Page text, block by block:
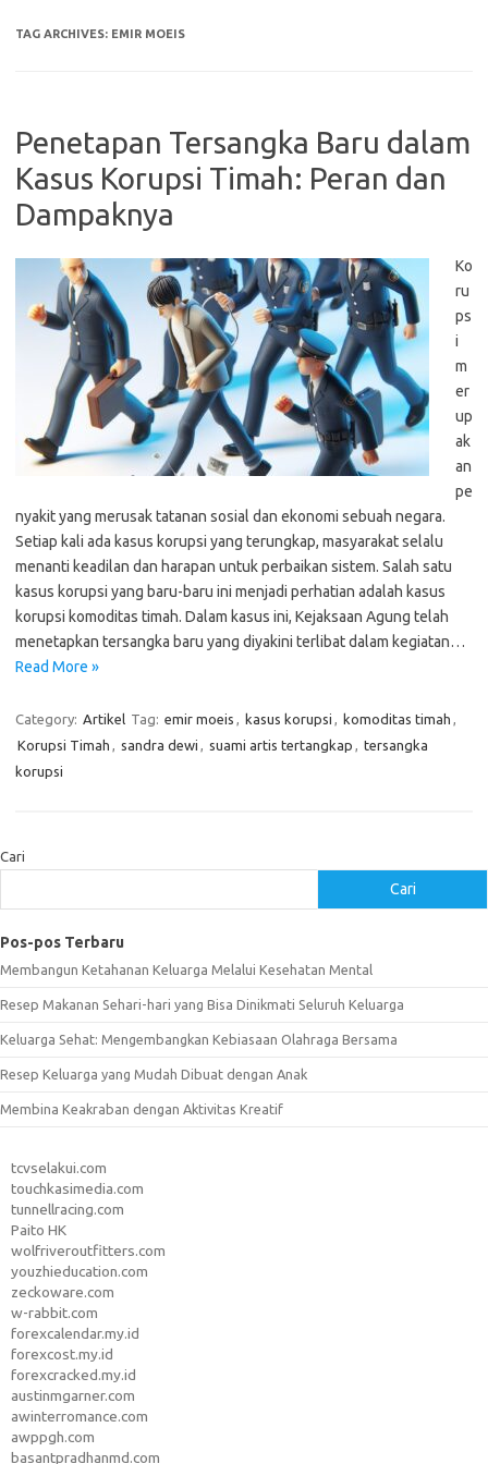
TAG ARCHIVES: EMIR MOEIS
Penetapan Tersangka Baru dalam
Kasus Korupsi Timah: Peran dan
Dampaknya
Ko
ru
ps
i
m
er
up
ak
an
pe
nyakit yang merusak tatanan sosial dan ekonomi sebuah negara.
Setiap kali ada kasus korupsi yang terungkap, masyarakat selalu
menanti keadilan dan harapan untuk perbaikan sistem. Salah satu
kasus korupsi yang baru-baru ini menjadi perhatian adalah kasus
korupsi komoditas timah. Dalam kasus ini, Kejaksaan Agung telah
menetapkan tersangka baru yang diyakini terlibat dalam kegiatan…
Read More »
Category: Artikel Tag: emir moeis , kasus korupsi , komoditas timah ,
Korupsi Timah , sandra dewi , suami artis tertangkap , tersangka
korupsi
Cari
Cari
Pos-pos Terbaru
Membangun Ketahanan Keluarga Melalui Kesehatan Mental
Resep Makanan Sehari-hari yang Bisa Dinikmati Seluruh Keluarga
Keluarga Sehat: Mengembangkan Kebiasaan Olahraga Bersama
Resep Keluarga yang Mudah Dibuat dengan Anak
Membina Keakraban dengan Aktivitas Kreatif
tcvselakui.com
touchkasimedia.com
tunnellracing.com
Paito HK
wolfriveroutfitters.com
youzhieducation.com
zeckoware.com
w-rabbit.com
forexcalendar.my.id
forexcost.my.id
forexcracked.my.id
austinmgarner.com
awinterromance.com
awppgh.com
basantpradhanmd.com